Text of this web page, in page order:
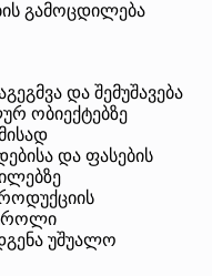
გამოცდილება
და შემუშავება
ობიექტებზე
და ფასების
უშუალო